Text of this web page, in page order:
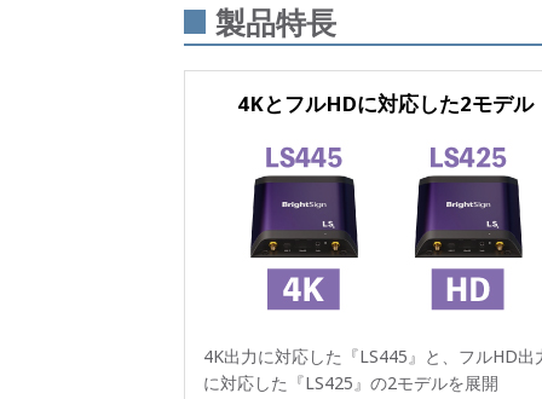
製品特長
4KとフルHDに対応した2モデル
4K出力に対応した『LS445』と、フルHD出
に対応した『LS425』の2モデルを展開